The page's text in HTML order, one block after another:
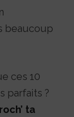
beaucoup
ces 10
parfaits ?
ta